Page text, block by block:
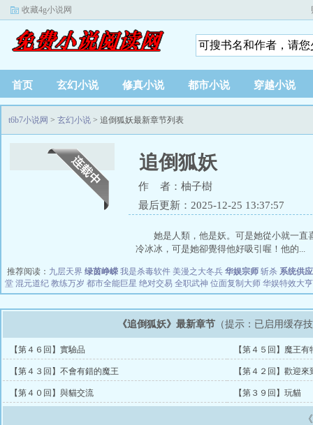
收藏4g小说网
首页 玄幻小说 修真小说 都市小说 穿越小说
t6b7小说网 > 玄幻小说 > 追倒狐妖最新章节列表
追倒狐妖
作 者：柚子樹
最后更新：2025-12-25 13:37:57
她是人類，他是妖。可是她從小就一
冷冰冰，可是她卻覺得他好吸引喔！他的...
推荐阅读： 九层天界 绿茵峥嵘 我是杀毒软件 美漫之大冬兵 华娱宗师 斩杀 系统供
堂 混元道纪 教练万岁 都市全能巨星 绝对交易 全职武神 位面复制大师 华娱特效大亨
《追倒狐妖》最新章节 （提示：已启用缓存
【第４６回】實驗品 【第４５回】魔王有
【第４３回】不會有錯的魔王 【第４２回】歡迎來
【第４０回】與貓交流 【第３９回】玩貓